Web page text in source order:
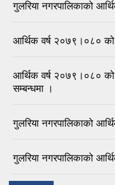
गुलरिया नगरपालिकाको
आर्थिक वर्ष २०७९।०८० को
आर्थिक वर्ष २०७९।०८० को
सम्बन्धमा ।
गुलरिया नगरपालिकाको
गुलरिया नगरपालिकाको